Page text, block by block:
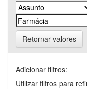
Retornar valores
Adicionar filtros:
Utilizar filtros para